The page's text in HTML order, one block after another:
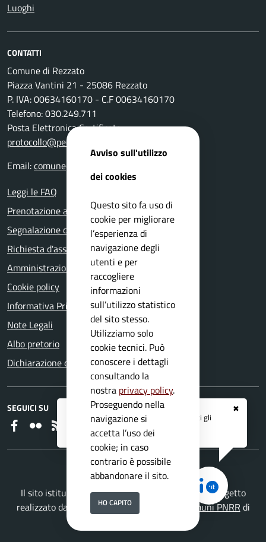
✖
Registrati ai serviziAPP IO
e ricevi tutti gli
aggiornamenti dall'Ente
Luoghi
CONTATTI
Comune di Rezzato
Piazza Vantini 21 - 25086 Rezzato
P. IVA: 00634160170 - C.F 00634160170
Telefono: 030.249.711
Posta Elettronica Certificata:
protocollo@pec.comune.rezzato.bs.it
Email:comune@comune.rezzato.bs.it
Leggi le FAQ
Prenotazione appuntamento
Segnalazione disservizio
Richiesta d'assistenza
Amministrazione trasparente
Cookie policy
Informativa Privacy
Note Legali
Albo pretorio
Dichiarazione di accessibilità
SEGUICI SU
Faceboook
Flickr
Il sito istituzionale del Comune di Rezzato è un progetto
realizzato da
Secoval srlcon la Soluzione Comuni PNRR di
Avviso sull'utilizzo
dei cookies
Questo sito fa uso di
cookie per migliorare
l’esperienza di
navigazione degli
utenti e per
raccogliere
informazioni
sull’utilizzo statistico
del sito stesso.
Utilizziamo solo
cookie tecnici. Può
conoscere i dettagli
consultando la
nostra privacy policy.
Proseguendo nella
navigazione si
accetta l’uso dei
cookie; in caso
contrario è possibile
abbandonare il sito.
HO CAPITO